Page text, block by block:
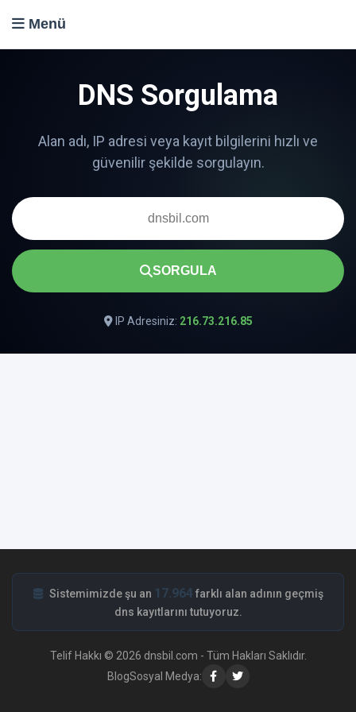
Menü
DNS Sorgulama
SORGULA
IP Adresiniz: 216.73.216.85
Sistemimizde şu an 17.964 farklı alan adının geçmiş
dns kayıtlarını tutuyoruz.
Telif Hakkı © 2026 dnsbil.com - Tüm Hakları Saklıdır.
BlogSosyal Medya: